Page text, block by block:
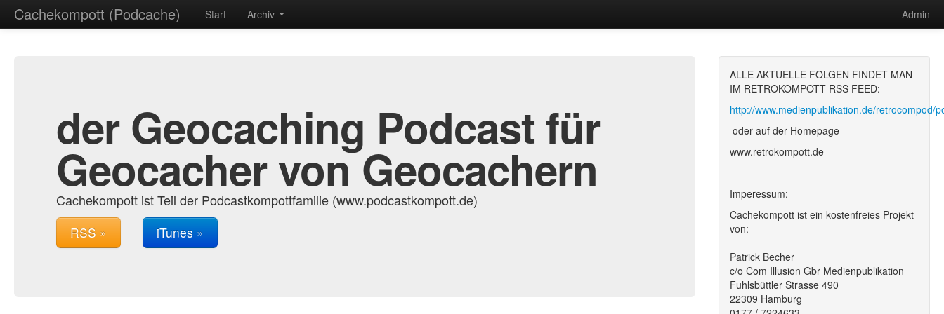
Cachekompott (Podcache) Admin
Start Archiv
der Geocaching Podcast für
Geocacher von Geocachern
Cachekompott ist Teil der Podcastkompottfamilie (www.podcastkompott.de)
RSS » iTunes »
ALLE AKTUELLE FOLGEN FINDET MAN
IM RETROKOMPOTT RSS FEED:
http://www.medienpublikation.de/retrocompod/
oder auf der Homepage
www.retrokompott.de
Imperessum:
Cachekompott ist ein kostenfreies Projekt
von:
Patrick Becher
c/o Com Illusion Gbr Medienpublikation
Fuhlsbüttler Strasse 490
22309 Hamburg